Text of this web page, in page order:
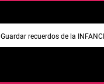
Guardar recuerdos de la